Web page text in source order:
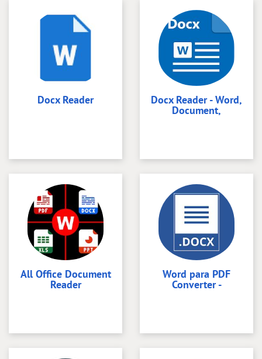
Docx Reader Docx Reader - Word,
Document,
All Office Document
Reader
Word para PDF
Converter -